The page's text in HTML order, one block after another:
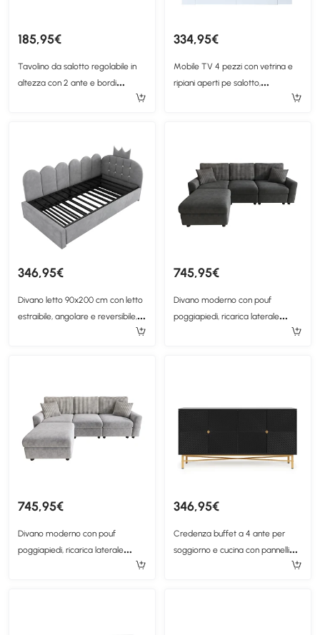
185,95€
Tavolino da salotto regolabile in
altezza con 2 ante e bordi
arrotondati, 46x95x45 cm, Bianco
334,95€
Mobile TV 4 pezzi con vetrina e
ripiani aperti pe salotto,
346,95€
Divano letto 90x200 cm con letto
estraibile, angolare e reversibile,
745,95€
Divano moderno con pouf
poggiapiedi, ricarica laterale
745,95€
Divano moderno con pouf
poggiapiedi, ricarica laterale
346,95€
Credenza buffet a 4 ante per
soggiorno e cucina con pannelli